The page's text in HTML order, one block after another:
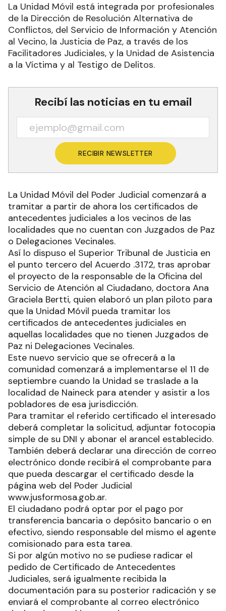
La Unidad Móvil está integrada por profesionales
de la Dirección de Resolución Alternativa de
Conflictos, del Servicio de Información y Atención
al Vecino, la Justicia de Paz, a través de los
Facilitadores Judiciales, y la Unidad de Asistencia
a la Víctima y al Testigo de Delitos.
Recibí las noticias en tu email
RECIBIR NEWSLETTER
La Unidad Móvil del Poder Judicial comenzará a
tramitar a partir de ahora los certificados de
antecedentes judiciales a los vecinos de las
localidades que no cuentan con Juzgados de Paz
o Delegaciones Vecinales.
Así lo dispuso el Superior Tribunal de Justicia en
el punto tercero del Acuerdo .3172, tras aprobar
el proyecto de la responsable de la Oficina del
Servicio de Atención al Ciudadano, doctora Ana
Graciela Bertti, quien elaboró un plan piloto para
que la Unidad Móvil pueda tramitar los
certificados de antecedentes judiciales en
aquellas localidades que no tienen Juzgados de
Paz ni Delegaciones Vecinales.
Este nuevo servicio que se ofrecerá a la
comunidad comenzará a implementarse el 11 de
septiembre cuando la Unidad se traslade a la
localidad de Naineck para atender y asistir a los
pobladores de esa jurisdicción.
Para tramitar el referido certificado el interesado
deberá completar la solicitud, adjuntar fotocopia
simple de su DNI y abonar el arancel establecido.
También deberá declarar una dirección de correo
electrónico donde recibirá el comprobante para
que pueda descargar el certificado desde la
página web del Poder Judicial
www.jusformosa.gob.ar.
El ciudadano podrá optar por el pago por
transferencia bancaria o depósito bancario o en
efectivo, siendo responsable del mismo el agente
comisionado para esta tarea.
Si por algún motivo no se pudiese radicar el
pedido de Certificado de Antecedentes
Judiciales, será igualmente recibida la
documentación para su posterior radicación y se
enviará el comprobante al correo electrónico